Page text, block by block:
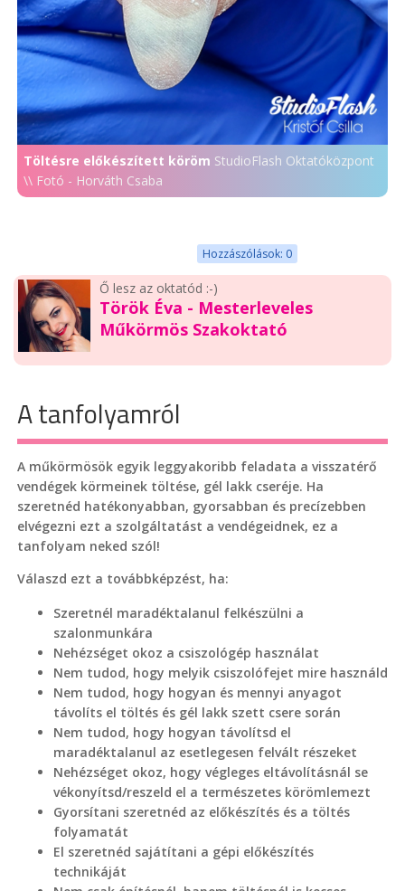
Töltésre előkészített köröm StudioFlash Oktatóközpont
\\ Fotó - Horváth Csaba
Hozzászólások: 0
Ő lesz az oktatód :-)
Török Éva - Mesterleveles
Műkörmös Szakoktató
A tanfolyamról
A műkörmösök egyik leggyakoribb feladata a visszatérő
vendégek körmeinek töltése, gél lakk cseréje. Ha
szeretnéd hatékonyabban, gyorsabban és precízebben
elvégezni ezt a szolgáltatást a vendégeidnek, ez a
tanfolyam neked szól!
Válaszd ezt a továbbképzést, ha:
Szeretnél maradéktalanul felkészülni a
szalonmunkára
Nehézséget okoz a csiszológép használat
Nem tudod, hogy melyik csiszolófejet mire használd
Nem tudod, hogy hogyan és mennyi anyagot
távolíts el töltés és gél lakk szett csere során
Nem tudod, hogy hogyan távolítsd el
maradéktalanul az esetlegesen felvált részeket
Nehézséget okoz, hogy végleges eltávolításnál se
vékonyítsd/reszeld el a természetes körömlemezt
Gyorsítani szeretnéd az előkészítés és a töltés
folyamatát
El szeretnéd sajátítani a gépi előkészítés
technikáját